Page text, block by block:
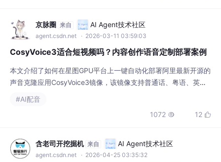
京脉圈 来自 AI Agent技术社区
agent.csdn.net · 2026-03-11 03:59:03
CosyVoice3适合短视频吗？内容创作语音定制部署案例
本文介绍了如何在星图GPU平台上一键自动化部署阿里最新开源的
声音克隆应用CosyVoice3镜像，该镜像支持普通话、粤语、英
语、日语及18种中国方言的精准情感化语音克隆。通过该平台，内
#AI配音
1072  12 
含老司开挖掘机 来自 AI Agent技术社区
agent.csdn.net · 2026-04-25 03:35:32